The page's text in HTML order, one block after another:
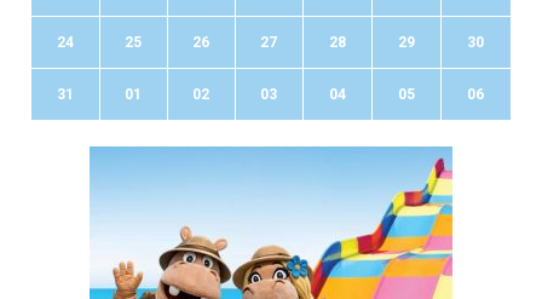
24 25 26 27 28 29 30
31 01 02 03 04 05 06